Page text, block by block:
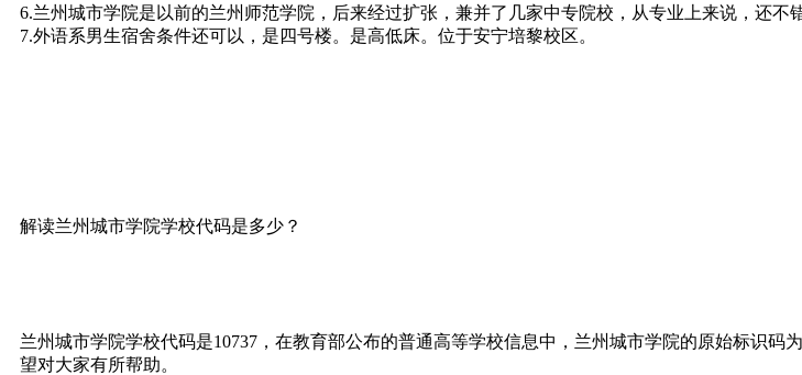
6.兰州城市学院是以前的兰州师范学院，后来经过扩张，兼并了几家中专院校，从专业上来说，还不
7.外语系男生宿舍条件还可以，是四号楼。是高低床。位于安宁培黎校区。
解读兰州城市学院学校代码是多少？
兰州城市学院学校代码是10737，在教育部公布的普通高等学校信息中，兰州城市学院的原始标识码
望对大家有所帮助。